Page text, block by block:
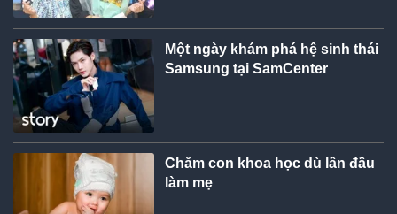
Một ngày khám phá hệ sinh thái
Samsung tại SamCenter
Chăm con khoa học dù lần đầu
làm mẹ